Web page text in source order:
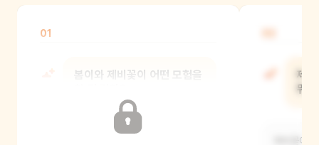
01
봄이와 제비꽃이 어떤 모험을
제
뭐
제비꽃이